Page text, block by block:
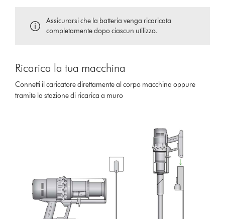
Assicurarsi che la batteria venga ricaricata
completamente dopo ciascun utilizzo.
Ricarica la tua macchina
Connetti il caricatore direttamente al corpo macchina oppure
tramite la stazione di ricarica a muro